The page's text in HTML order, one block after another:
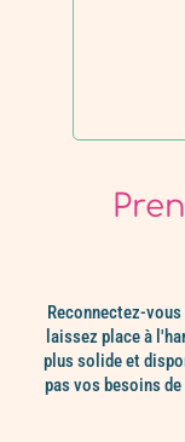
Reconnectez-
laissez place à
plus solide et
pas vos besoins